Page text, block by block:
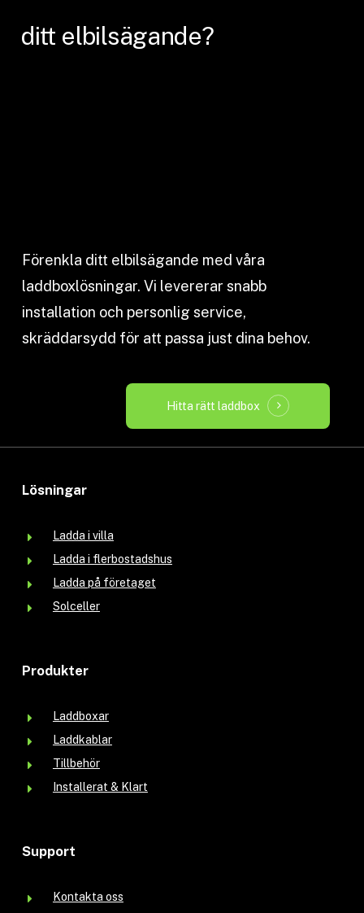
ditt elbilsägande?
Förenkla ditt elbilsägande med våra
laddboxlösningar. Vi levererar snabb
installation och personlig service,
skräddarsydd för att passa just dina behov.
Hitta rätt laddbox
Lösningar
Ladda i villa
Ladda i flerbostadshus
Ladda på företaget
Solceller
Produkter
Laddboxar
Laddkablar
Tillbehör
Installerat & Klart
Support
Kontakta oss